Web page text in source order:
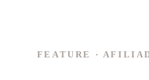
FEATURE ·